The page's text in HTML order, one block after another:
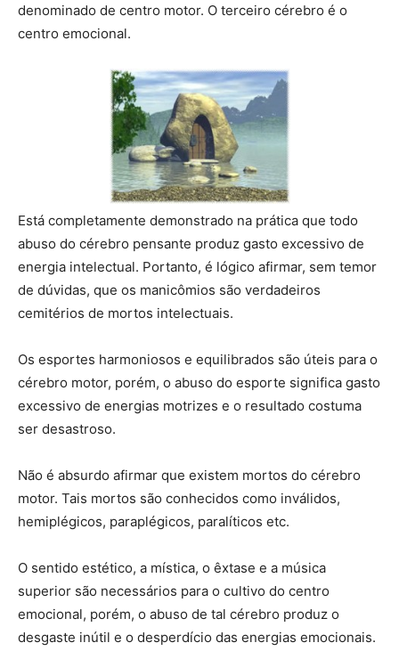
denominado de centro motor. O terceiro cérebro é o
centro emocional.
Está completamente demonstrado na prática que todo
abuso do cérebro pensante produz gasto excessivo de
energia intelectual. Portanto, é lógico afirmar, sem temor
de dúvidas, que os manicômios são verdadeiros
cemitérios de mortos intelectuais.
Os esportes harmoniosos e equilibrados são úteis para o
cérebro motor, porém, o abuso do esporte significa gasto
excessivo de energias motrizes e o resultado costuma
ser desastroso.
Não é absurdo afirmar que existem mortos do cérebro
motor. Tais mortos são conhecidos como inválidos,
hemiplégicos, paraplégicos, paralíticos etc.
O sentido estético, a mística, o êxtase e a música
superior são necessários para o cultivo do centro
emocional, porém, o abuso de tal cérebro produz o
desgaste inútil e o desperdício das energias emocionais.